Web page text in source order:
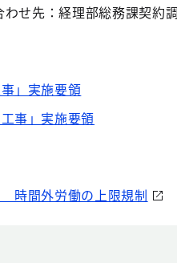
わせ先：経理部総務課契約
」実施要領
事」実施要領
時間外労働の上限規制